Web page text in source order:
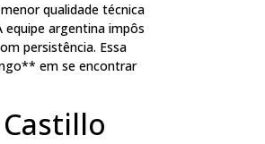
qualidade técnica
argentina impôs
persistência. Essa
em se encontrar